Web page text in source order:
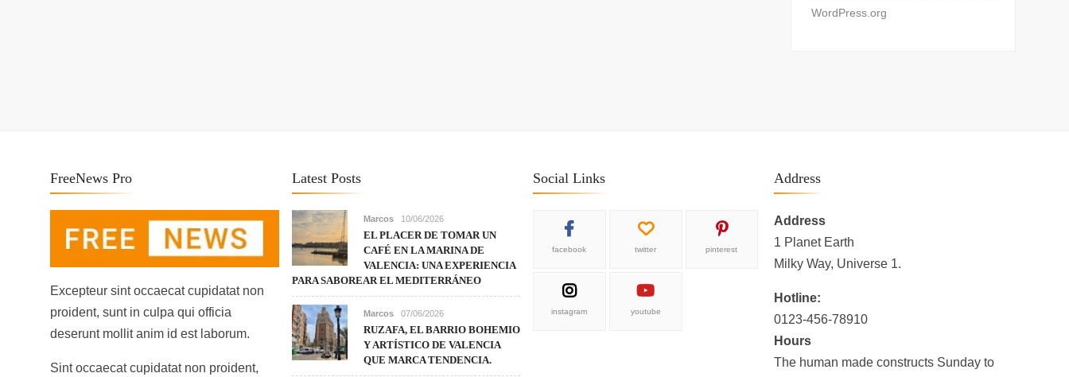
WordPress.org
FreeNews Pro
Excepteur sint occaecat cupidatat non
proident, sunt in culpa qui officia
deserunt mollit anim id est laborum.
Sint occaecat cupidatat non proident,
Latest Posts
Marcos 10/06/2026
EL PLACER DE TOMAR UN
CAFÉ EN LA MARINA DE
VALENCIA: UNA EXPERIENCIA
PARA SABOREAR EL MEDITERRÁNEO
Marcos 07/06/2026
RUZAFA, EL BARRIO BOHEMIO
Y ARTÍSTICO DE VALENCIA
QUE MARCA TENDENCIA.
Social Links
facebook twitter pinterest
instagram youtube
Address
Address
1 Planet Earth
Milky Way, Universe 1.
Hotline:
0123-456-78910
Hours
The human made constructs Sunday to